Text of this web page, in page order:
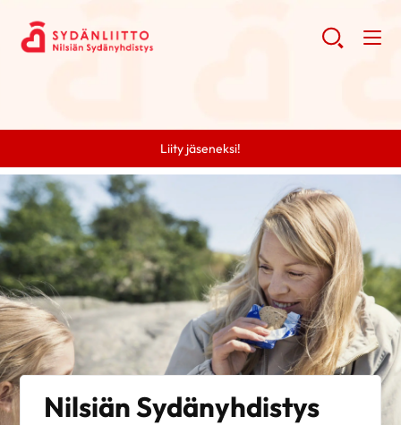
Liity jäseneksi!
Nilsiän Sydänyhdistys